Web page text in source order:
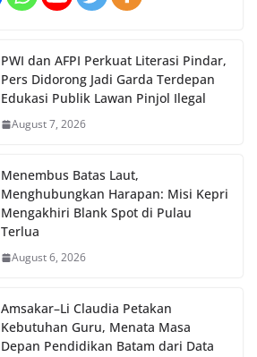
PWI dan AFPI Perkuat Literasi Pindar,
Pers Didorong Jadi Garda Terdepan
Edukasi Publik Lawan Pinjol Ilegal
August 7, 2026
Menembus Batas Laut,
Menghubungkan Harapan: Misi Kepri
Mengakhiri Blank Spot di Pulau
Terlua
August 6, 2026
Amsakar–Li Claudia Petakan
Kebutuhan Guru, Menata Masa
Depan Pendidikan Batam dari Data